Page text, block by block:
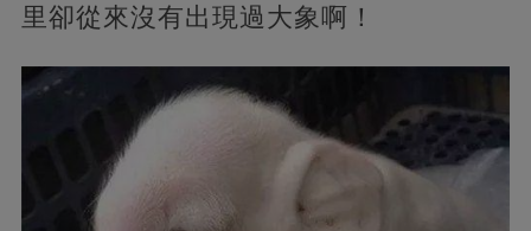
里卻從來沒有出現過大象啊！